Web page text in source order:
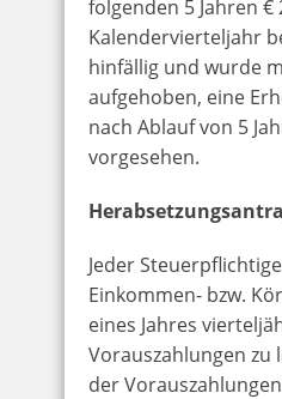
folgenden 5 Jahren €
Kalendervierteljahr
hinfällig und wurde
aufgehoben, eine
nach Ablauf von 5
vorgesehen.
Jeder
Einkommen- bzw.
eines Jahres
Vorauszahlungen zu
der